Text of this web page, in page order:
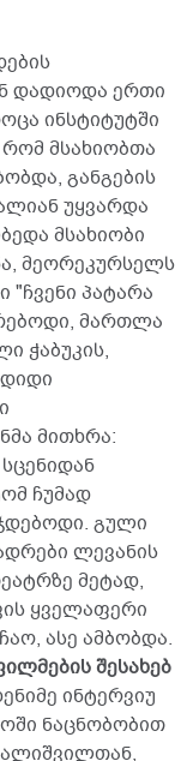
დადიოდა ერთი
ინსტიტუტში
მსახიობთა
განგების
უყვარდა
მსახიობი
მეორეკურსელს
პატარა
მართლა
ჭაბუკის,
მითხრა:
ჩუმად
გული
ლევანის
მეტად,
ყველაფერი
ასე ამბობდა.
შესახებ
ინტერვიუ
ნაცნობობით